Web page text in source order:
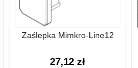
Zaślepka Mimkro-Line12
27,12 zł